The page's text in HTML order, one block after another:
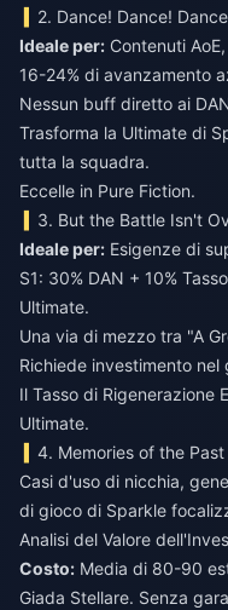
2. Dance! Dance!
Ideale per: Contenuti
16-24% di avanzamento
Nessun buff diretto ai
Trasforma la Ultimate di
tutta la squadra.
Eccelle in Pure Fiction.
3. But the Battle Isn't
Ideale per: Esigenze di
S1: 30% DAN + 10%
Ultimate.
Una via di mezzo tra "A
Richiede investimento nel
Il Tasso di Rigenerazione
Ultimate.
4. Memories of the Past
Casi d'uso di nicchia,
di gioco di Sparkle
Analisi del Valore
Costo: Media di 80-90
Giada Stellare. Senza